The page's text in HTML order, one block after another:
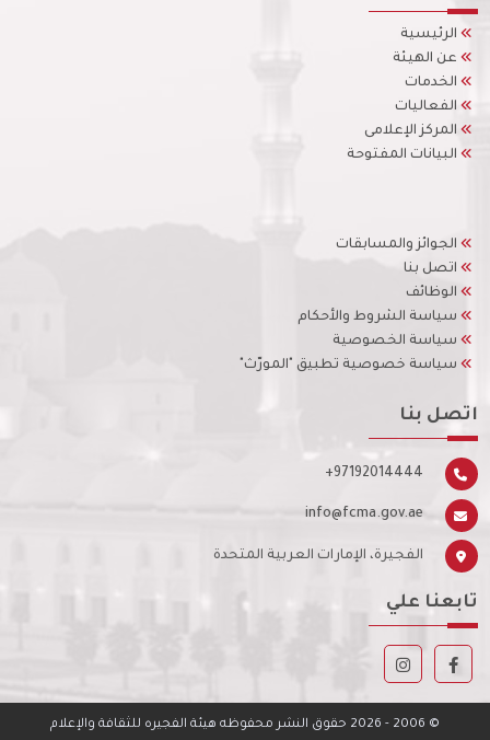
الرئيسية
عن الهيئة
الخدمات
الفعاليات
المركز الإعلامى
البيانات المفتوحة
الجوائز والمسابقات
اتصل بنا
الوظائف
سياسة الشروط والأحكام
سياسة الخصوصية
سياسة خصوصية تطبيق "المورّث"
اتصل بنا
+97192014444
info@fcma.gov.ae
الفجيرة، الإمارات العربية المتحدة
تابعنا علي
© 2006
- 2026 حقوق النشر محفوظه هيئة الفجيره للثقافة والإعلام